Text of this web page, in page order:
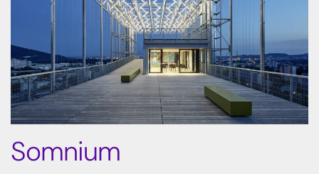
Somnium